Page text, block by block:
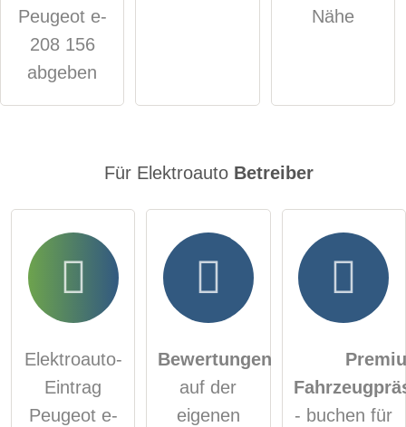
Hinweis: Bitte beachten Sie, öffentliche Fragen sindfür alle
Besucher sichtbar
Klicken Sie hier um eine
Elektroauto-Eintrag zu stellen
Peugeot e-
208 156
abgeben
Nähe
Für Elektroauto Betreiber
Elektroauto-
Eintrag
Peugeot e-
Bewertungen
auf der
eigenen
- buchen für